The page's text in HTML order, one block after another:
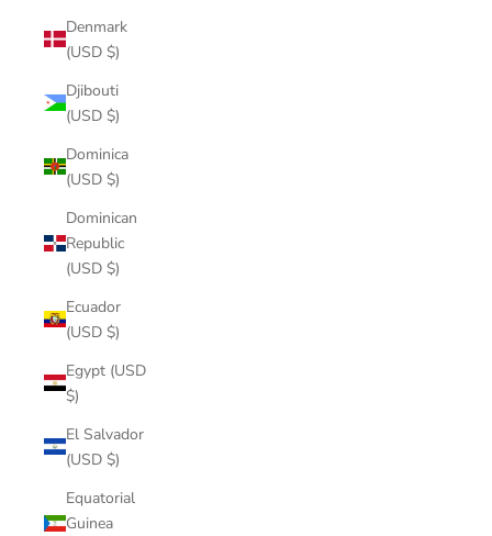
Denmark
(USD $)
Djibouti
(USD $)
Dominica
(USD $)
Dominican
Republic
(USD $)
Ecuador
(USD $)
Egypt (USD
$)
El Salvador
(USD $)
Equatorial
Guinea